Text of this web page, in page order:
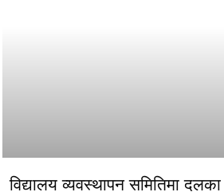
विद्यालय व्यवस्थापन समितिमा